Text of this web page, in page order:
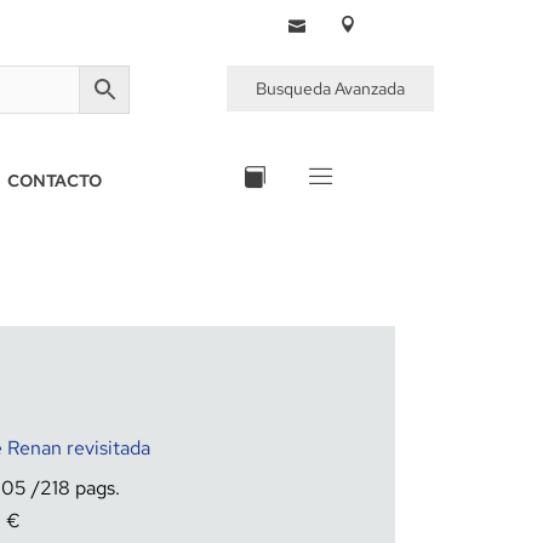
Busqueda Avanzada
CONTACTO
revisitada
218
€